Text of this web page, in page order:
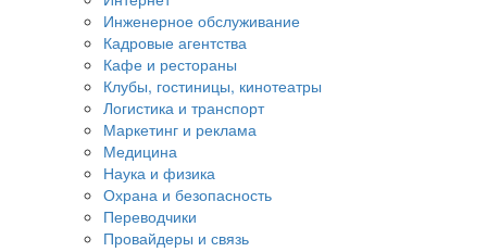
Инженерное обслуживание
Кадровые агентства
Кафе и рестораны
Клубы, гостиницы, кинотеатры
Логистика и транспорт
Маркетинг и реклама
Медицина
Наука и физика
Охрана и безопасность
Переводчики
Провайдеры и связь